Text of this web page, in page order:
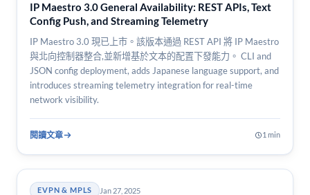
IP Maestro 3.0 General Availability: REST APIs, Text
Config Push, and Streaming Telemetry
IP Maestro 3.0 現已上市。該版本通過 REST API 將 IP Maestro
與北向控制器整合,並新增基於文本的配置下發能力。 CLI and
JSON config deployment, adds Japanese language support, and
introduces streaming telemetry integration for real-time
network visibility.
閱讀文章 1 min
EVPN & MPLS Jan 27, 2025